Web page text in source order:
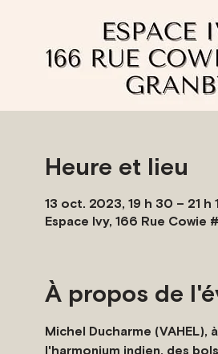
Heure et lieu
13 oct. 2023, 19 h 30 – 21 h
Espace Ivy, 166 Rue Cowie
À propos de
Michel Ducharme
l'harmonium indien, des